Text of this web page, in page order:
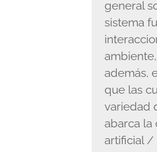
general
sistema
además,
que las
variedad
abarca la
artificial /